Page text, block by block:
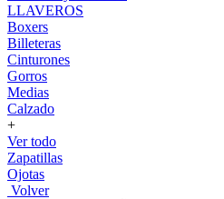
LLAVEROS
Boxers
Billeteras
Cinturones
Gorros
Medias
Calzado
+
Ver todo
Zapatillas
Ojotas
Volver